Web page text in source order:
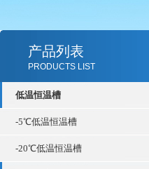
产品列表
PRODUCTS LIST
低温恒温槽
-5℃低温恒温槽
-20℃低温恒温槽